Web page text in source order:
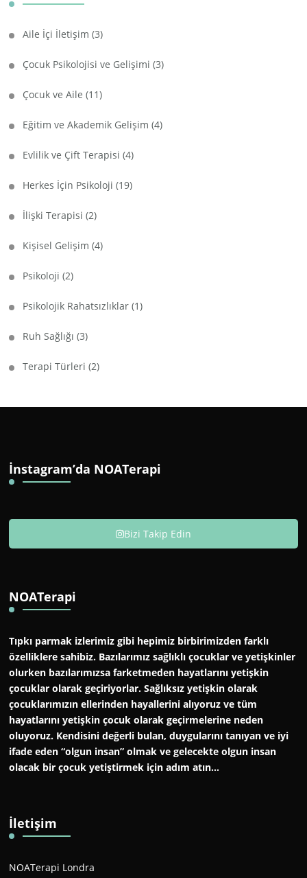
Aile İçi İletişim (3)
Çocuk Psikolojisi ve Gelişimi (3)
Çocuk ve Aile (11)
Eğitim ve Akademik Gelişim (4)
Evlilik ve Çift Terapisi (4)
Herkes İçin Psikoloji (19)
İlişki Terapisi (2)
Kişisel Gelişim (4)
Psikoloji (2)
Psikolojik Rahatsızlıklar (1)
Ruh Sağlığı (3)
Terapi Türleri (2)
İnstagram’da NOATerapi
Bizi Takip Edin
NOATerapi
Tıpkı parmak izlerimiz gibi hepimiz birbirimizden farklı
özelliklere sahibiz. Bazılarımız sağlıklı çocuklar ve yetişkinler
olurken bazılarımızsa farketmeden hayatlarını yetişkin
çocuklar olarak geçiriyorlar. Sağlıksız yetişkin olarak
çocuklarımızın ellerinden hayallerini alıyoruz ve tüm
hayatlarını yetişkin çocuk olarak geçirmelerine neden
oluyoruz. Kendisini değerli bulan, duygularını tanıyan ve iyi
ifade eden “olgun insan” olmak ve gelecekte olgun insan
olacak bir çocuk yetiştirmek için adım atın…
İletişim
NOATerapi Londra